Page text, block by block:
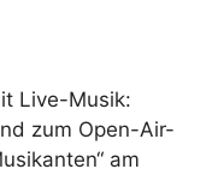
Live-Musik:
zum Open-Air-
am